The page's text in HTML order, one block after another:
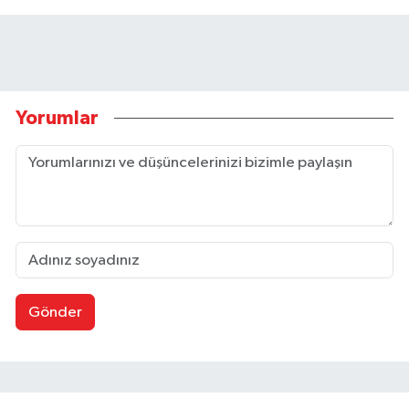
Yorumlar
Gönder